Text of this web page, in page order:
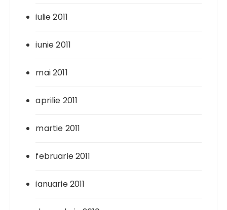
iulie 2011
iunie 2011
mai 2011
aprilie 2011
martie 2011
februarie 2011
ianuarie 2011